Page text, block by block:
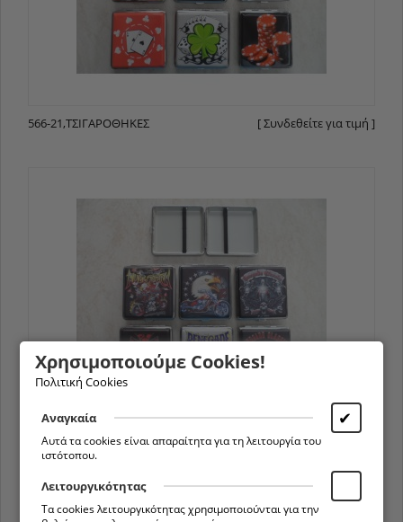
566-21,ΤΣΙΓΑΡΟΘΉΚΕΣ [ Συνδεθείτε για τιμή ]
566-22,ΤΣΙΓΑΡΟΘΉΚΕΣ [ Συνδεθείτε για τιμή ]
Χρησιμοποιούμε Cookies!
Πολιτική Cookies
Αναγκαία ✔
Αυτά τα cookies είναι απαραίτητα για τη λειτουργία του
ιστότοπου.
Λειτουργικότητας
Τα cookies λειτουργικότητας χρησιμοποιούνται για την